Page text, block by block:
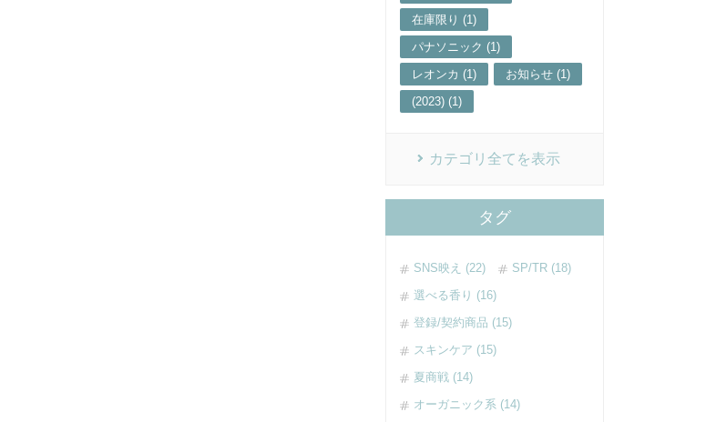
在庫限り (1)
パナソニック (1)
レオンカ (1)
お知らせ (1)
(2023) (1)
カテゴリ全てを表示
タグ
SNS映え (22)
SP/TR (18)
選べる香り (16)
登録/契約商品 (15)
スキンケア (15)
夏商戦 (14)
オーガニック系 (14)